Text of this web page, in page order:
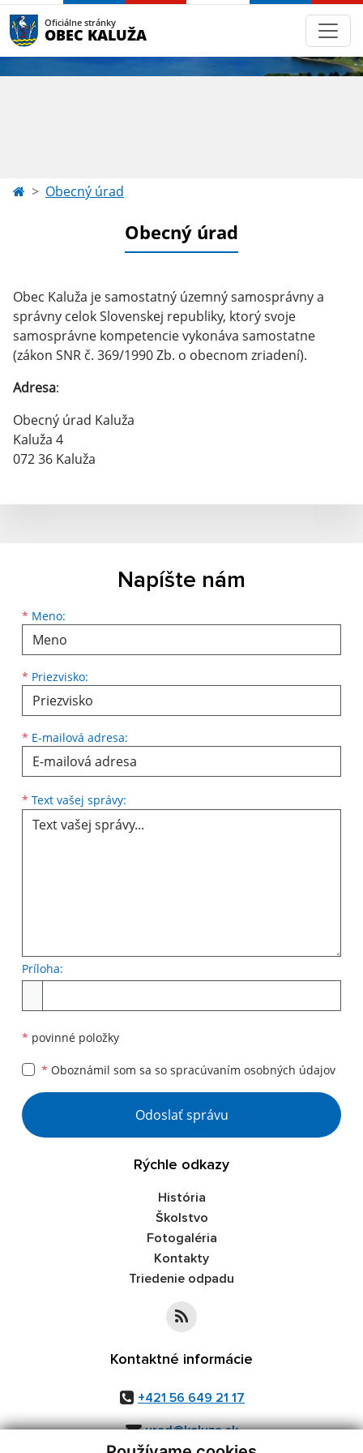
Oficiálne stránky
OBEC KALUŽA
Obecný úrad
Obecný úrad
Obec Kaluža je samostatný územný samosprávny a
správny celok Slovenskej republiky, ktorý svoje
samosprávne kompetencie vykonáva samostatne
(zákon SNR č. 369/1990 Zb. o obecnom zriadení).
Adresa:
Obecný úrad Kaluža
Kaluža 4
072 36 Kaluža
Napíšte nám
* Meno:
Meno
* Priezvisko:
Priezvisko
* E-mailová adresa:
E-mailová adresa
* Text vašej správy:
Príloha:
* povinné položky
* Oboznámil som sa so spracúvaním osobných údajov
Google reCaptcha Response
Odoslať správu
Rýchle odkazy
História
Školstvo
Fotogaléria
Kontakty
Triedenie odpadu
Kontaktné informácie
+421 56 649 21 17
urad@kaluza.sk